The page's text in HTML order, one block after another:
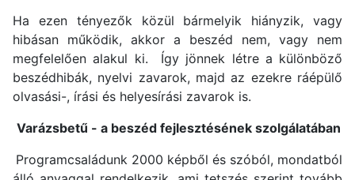
Ha ezen tényezők közül bármelyik hiányzik, vagy
hibásan működik, akkor a beszéd nem, vagy nem
megfelelően alakul ki. Így jönnek létre a különböző
beszédhibák, nyelvi zavarok, majd az ezekre ráépülő
olvasási-, írási és helyesírási zavarok is.
Varázsbetű - a beszéd fejlesztésének szolgálatában
Programcsaládunk 2000 képből és szóból, mondatból